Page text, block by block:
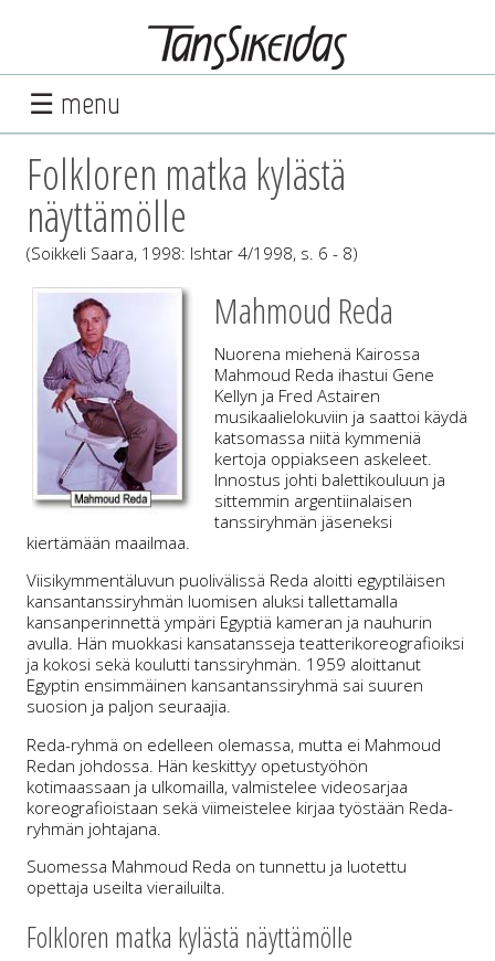
☰ menu
Folkloren matka kylästä
näyttämölle
(Soikkeli Saara, 1998: Ishtar 4/1998, s. 6 - 8)
Mahmoud Reda
Nuorena miehenä Kairossa
Mahmoud Reda ihastui Gene
Kellyn ja Fred Astairen
musikaalielokuviin ja saattoi käydä
katsomassa niitä kymmeniä
kertoja oppiakseen askeleet.
Innostus johti balettikouluun ja
sittemmin argentiinalaisen
tanssiryhmän jäseneksi
kiertämään maailmaa.
Viisikymmentäluvun puolivälissä Reda aloitti egyptiläisen
kansantanssiryhmän luomisen aluksi tallettamalla
kansanperinnettä ympäri Egyptiä kameran ja nauhurin
avulla. Hän muokkasi kansatansseja teatterikoreografioiksi
ja kokosi sekä koulutti tanssiryhmän. 1959 aloittanut
Egyptin ensimmäinen kansantanssiryhmä sai suuren
suosion ja paljon seuraajia.
Reda-ryhmä on edelleen olemassa, mutta ei Mahmoud
Redan johdossa. Hän keskittyy opetustyöhön
kotimaassaan ja ulkomailla, valmistelee videosarjaa
koreografioistaan sekä viimeistelee kirjaa työstään Reda-
ryhmän johtajana.
Suomessa Mahmoud Reda on tunnettu ja luotettu
opettaja useilta vierailuilta.
Folkloren matka kylästä näyttämölle